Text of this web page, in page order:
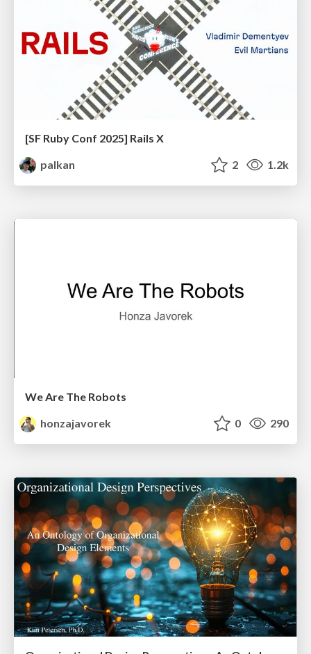
[SF Ruby Conf 2025] Rails X
palkan
2 1.2k
We Are The Robots
honzajavorek
0 290